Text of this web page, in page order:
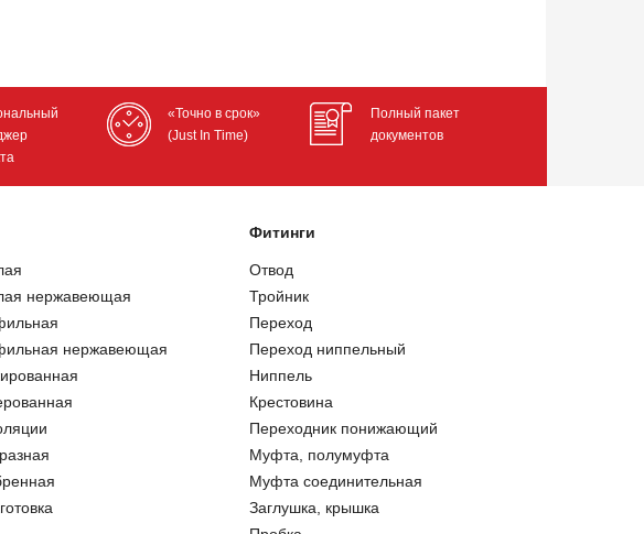
«Точно в срок»
(Just In Time)
Полный пакет
документов
нержавеющая
нержавеющая
Фитинги
Отвод
Тройник
Переход
Переход ниппельный
Ниппель
Крестовина
Переходник понижающий
Муфта, полумуфта
Муфта соединительная
Заглушка, крышка